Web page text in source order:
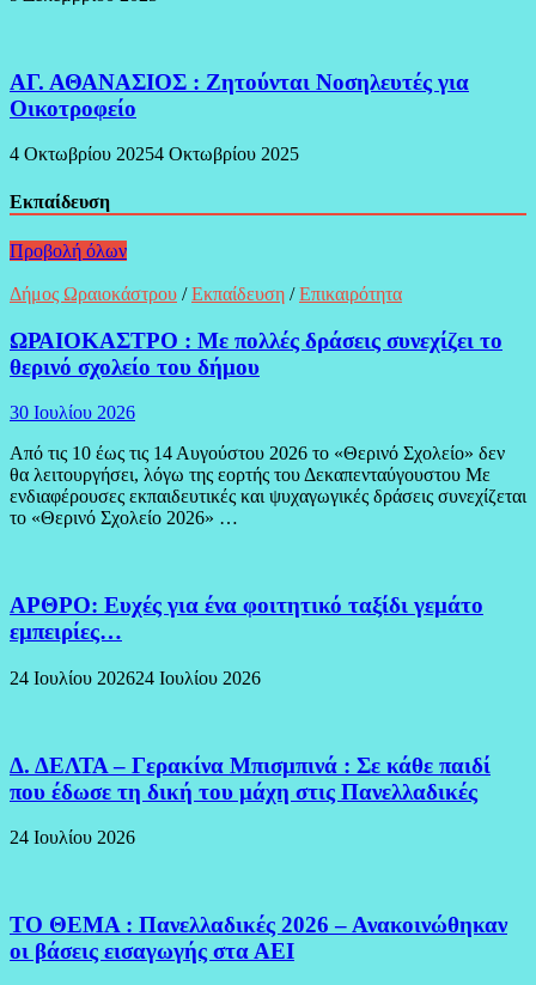
ΑΓ. ΑΘΑΝΑΣΙΟΣ : Ζητούνται Νοσηλευτές για
Οικοτροφείο
4 Οκτωβρίου 20254 Οκτωβρίου 2025
Εκπαίδευση
Προβολή όλων
Δήμος Ωραιοκάστρου /Εκπαίδευση /Επικαιρότητα
ΩΡΑΙΟΚΑΣΤΡΟ : Με πολλές δράσεις συνεχίζει το
θερινό σχολείο του δήμου
30 Ιουλίου 2026
Από τις 10 έως τις 14 Αυγούστου 2026 το «Θερινό Σχολείο» δεν
θα λειτουργήσει, λόγω της εορτής του Δεκαπενταύγουστου Με
ενδιαφέρουσες εκπαιδευτικές και ψυχαγωγικές δράσεις συνεχίζεται
το «Θερινό Σχολείο 2026» …
ΑΡΘΡΟ: Ευχές για ένα φοιτητικό ταξίδι γεμάτο
εμπειρίες…
24 Ιουλίου 202624 Ιουλίου 2026
Δ. ΔΕΛΤΑ – Γερακίνα Μπισμπινά : Σε κάθε παιδί
που έδωσε τη δική του μάχη στις Πανελλαδικές
24 Ιουλίου 2026
ΤΟ ΘΕΜΑ : Πανελλαδικές 2026 – Ανακοινώθηκαν
οι βάσεις εισαγωγής στα ΑΕΙ